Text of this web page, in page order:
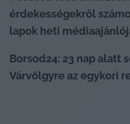
érdekességekről
lapok heti
Borsod24: 23 nap alatt
Várvölgyre az egykori